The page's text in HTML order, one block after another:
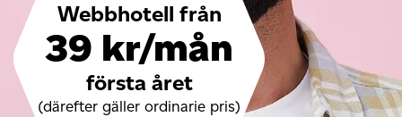
Webbhotell från
39 kr/mån
första året
(därefter gäller ordinarie pris)